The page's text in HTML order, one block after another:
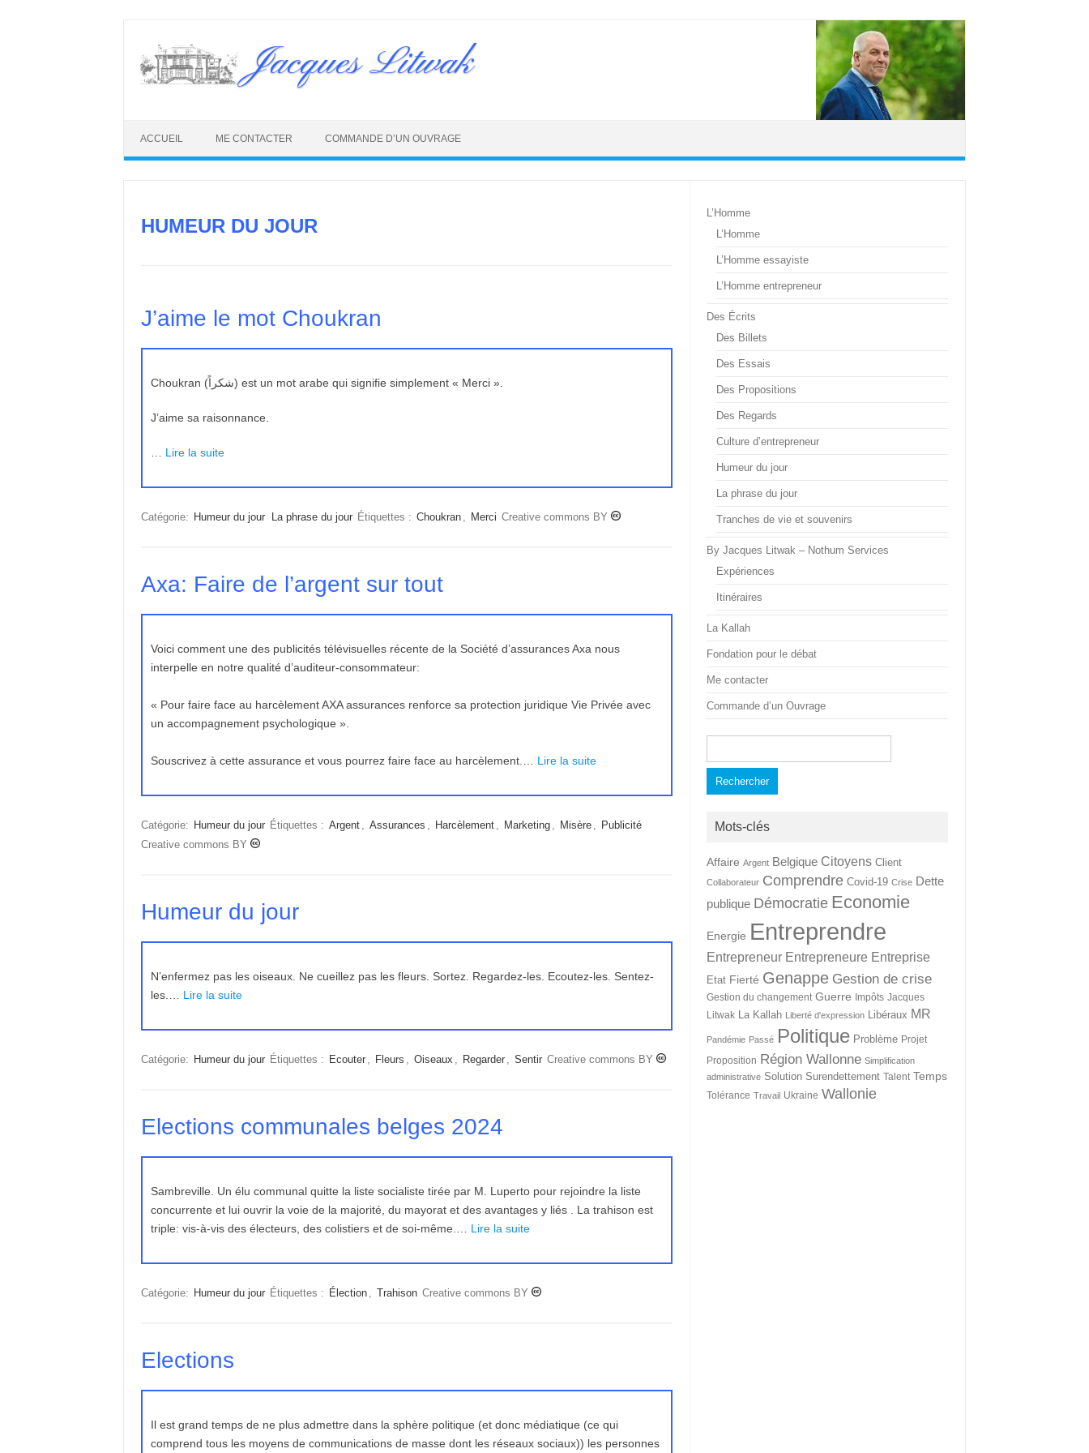
content
Jacques Litwak
ACCUEIL ME CONTACTER COMMANDE D’UN OUVRAGE
HUMEUR DU JOUR
J’aime le mot Choukran
Choukran (شكراً) est un mot arabe qui signifie simplement « Merci ».
J’aime sa raisonnance.
Lire la suite
Catégorie: Humeur du jour La phrase du jour Étiquettes : Choukran , Merci Creative commons BY
Axa: Faire de l’argent sur tout
Voici comment une des publicités télévisuelles récente de la Société d’assurances Axa nous
interpelle en notre qualité d’auditeur-consommateur:
« Pour faire face au harcèlement AXA assurances renforce sa protection juridique Vie Privée avec
un accompagnement psychologique ».
Souscrivez à cette assurance et vous pourrez faire face au harcèlement.… Lire la suite
Catégorie: Humeur du jour Étiquettes : Argent , Assurances , Harcèlement , Marketing , Misère , Publicité
Creative commons BY
Humeur du jour
N’enfermez pas les oiseaux. Ne cueillez pas les fleurs. Sortez. Regardez-les. Ecoutez-les. Sentez-
les.… Lire la suite
Catégorie: Humeur du jour Étiquettes : Ecouter , Fleurs , Oiseaux , Regarder , Sentir Creative commons BY
Elections communales belges 2024
Sambreville. Un élu communal quitte la liste socialiste tirée par M. Luperto pour rejoindre la liste
concurrente et lui ouvrir la voie de la majorité, du mayorat et des avantages y liés . La trahison est
triple: vis-à-vis des électeurs, des colistiers et de soi-même.… Lire la suite
Catégorie: Humeur du jour Étiquettes : Élection , Trahison Creative commons BY
Elections
Il est grand temps de ne plus admettre dans la sphère politique (et donc médiatique (ce qui
comprend tous les moyens de communications de masse dont les réseaux sociaux)) les personnes
L’Homme
L’Homme
L’Homme essayiste
L’Homme entrepreneur
Des Écrits
Des Billets
Des Essais
Des Propositions
Des Regards
Culture d’entrepreneur
Humeur du jour
La phrase du jour
Tranches de vie et souvenirs
By Jacques Litwak – Nothum Services
Expériences
Itinéraires
La Kallah
Fondation pour le débat
Me contacter
Commande d’un Ouvrage
Mots-clés
Affaire Argent Belgique Citoyens Client
Collaborateur Comprendre Covid-19 Crise Dette
publique Démocratie Economie
Energie Entreprendre
Entrepreneur Entrepreneure Entreprise
Etat Fierté Genappe Gestion de crise
Gestion du changement Guerre Impôts Jacques
Litwak La Kallah Liberté d'expression Libéraux MR
Pandémie Passé Politique Problème Projet
Proposition Région Wallonne Simplification
administrative Solution Surendettement Talent Temps
Tolérance Travail Ukraine Wallonie